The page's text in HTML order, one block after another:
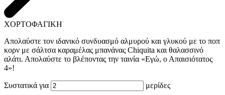
ΧΟΡΤΟΦΑΓΙΚΗ
Απολαύστε τον ιδανικό συνδυασμό αλμυρού και γλυκού με το ποπ
κορν με σάλτσα καραμέλας μπανάνας Chiquita και θαλασσινό
αλάτι. Απολαύστε το βλέποντας την ταινία «Εγώ, ο Απαισιότατος
4»!
Συστατικά για μερίδες